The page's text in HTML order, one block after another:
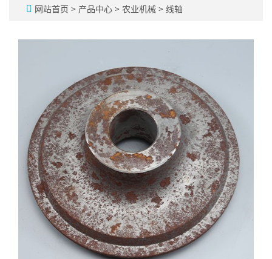
网站首页 > 产品中心 > 农业机械 > 线轴